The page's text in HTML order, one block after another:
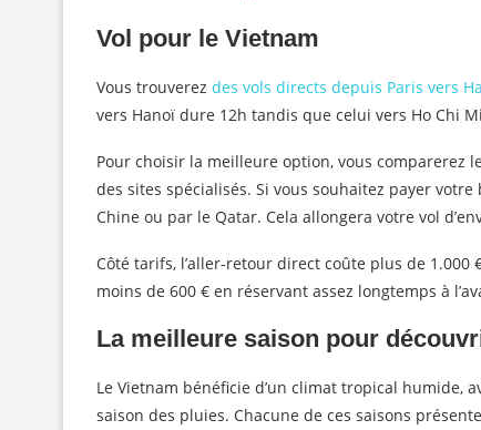
Vol pour le Vietnam
Vous trouverez des vols directs depuis Paris vers
vers Hanoï dure 12h tandis que celui vers Ho Chi
Pour choisir la meilleure option, vous comparerez
des sites spécialisés. Si vous souhaitez payer
Chine ou par le Qatar. Cela allongera votre vol
Côté tarifs, l’aller-retour direct coûte plus de 1.000
moins de 600 € en réservant assez longtemps à
La meilleure saison pour
Le Vietnam bénéficie d’un climat tropical humide,
saison des pluies. Chacune de ces saisons